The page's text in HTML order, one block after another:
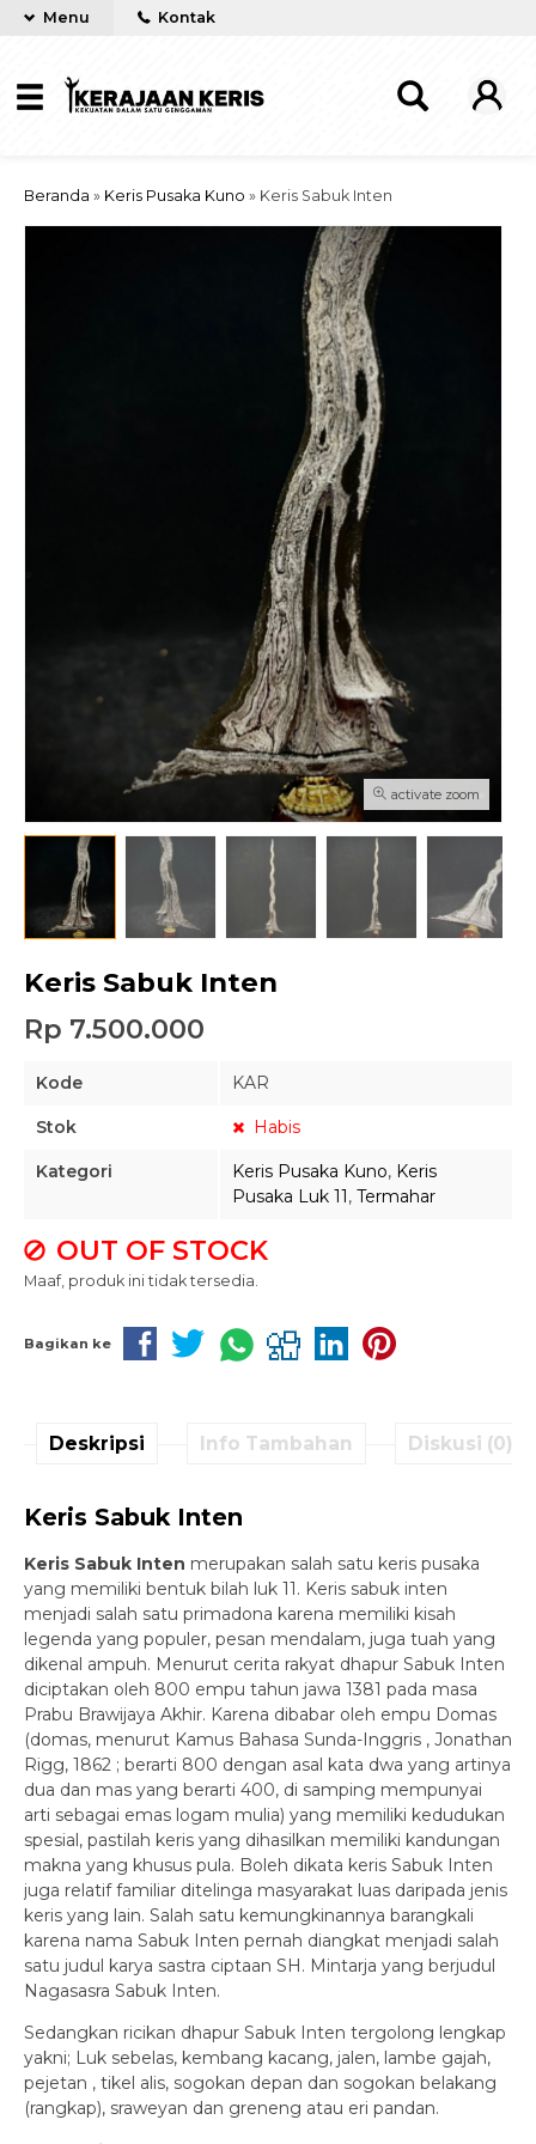
Menu Kontak
Beranda » Keris Pusaka Kuno » Keris Sabuk Inten
activate zoom
Keris Sabuk Inten
Rp 7.500.000
Kode KAR
Stok Habis
Kategori Keris Pusaka Kuno, Keris
Pusaka Luk 11, Termahar
OUT OF STOCK
Maaf, produk ini tidak tersedia.
Bagikan ke
Deskripsi Info Tambahan Diskusi (0)
Keris Sabuk Inten
Keris Sabuk Inten merupakan salah satu keris pusaka
yang memiliki bentuk bilah luk 11. Keris sabuk inten
menjadi salah satu primadona karena memiliki kisah
legenda yang populer, pesan mendalam, juga tuah yang
dikenal ampuh. Menurut cerita rakyat dhapur Sabuk Inten
diciptakan oleh 800 empu tahun jawa 1381 pada masa
Prabu Brawijaya Akhir. Karena dibabar oleh empu Domas
(domas, menurut Kamus Bahasa Sunda-Inggris , Jonathan
Rigg, 1862 ; berarti 800 dengan asal kata dwa yang artinya
dua dan mas yang berarti 400, di samping mempunyai
arti sebagai emas logam mulia) yang memiliki kedudukan
spesial, pastilah keris yang dihasilkan memiliki kandungan
makna yang khusus pula. Boleh dikata keris Sabuk Inten
juga relatif familiar ditelinga masyarakat luas daripada jenis
keris yang lain. Salah satu kemungkinannya barangkali
karena nama Sabuk Inten pernah diangkat menjadi salah
satu judul karya sastra ciptaan SH. Mintarja yang berjudul
Nagasasra Sabuk Inten.
Sedangkan ricikan dhapur Sabuk Inten tergolong lengkap
yakni; Luk sebelas, kembang kacang, jalen, lambe gajah,
pejetan , tikel alis, sogokan depan dan sogokan belakang
(rangkap), sraweyan dan greneng atau eri pandan.